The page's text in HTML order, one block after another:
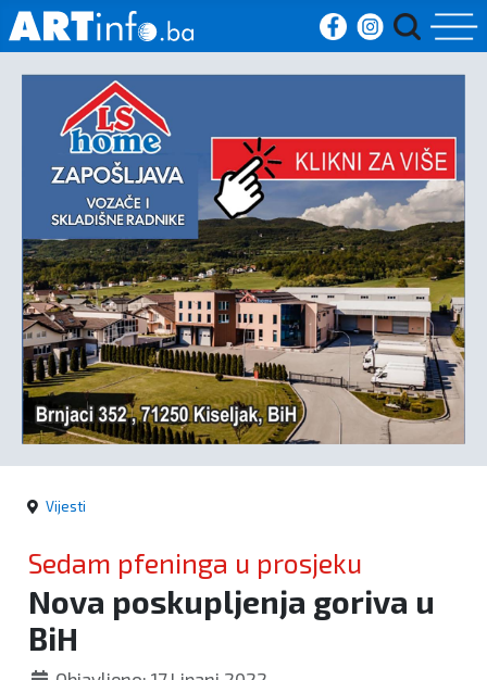
Početna
Vijesti
Sport
Kultura
Crna
kronika
Politika
Vijesti
Sedam pfeninga u prosjeku
Nova poskupljenja goriva u
BiH